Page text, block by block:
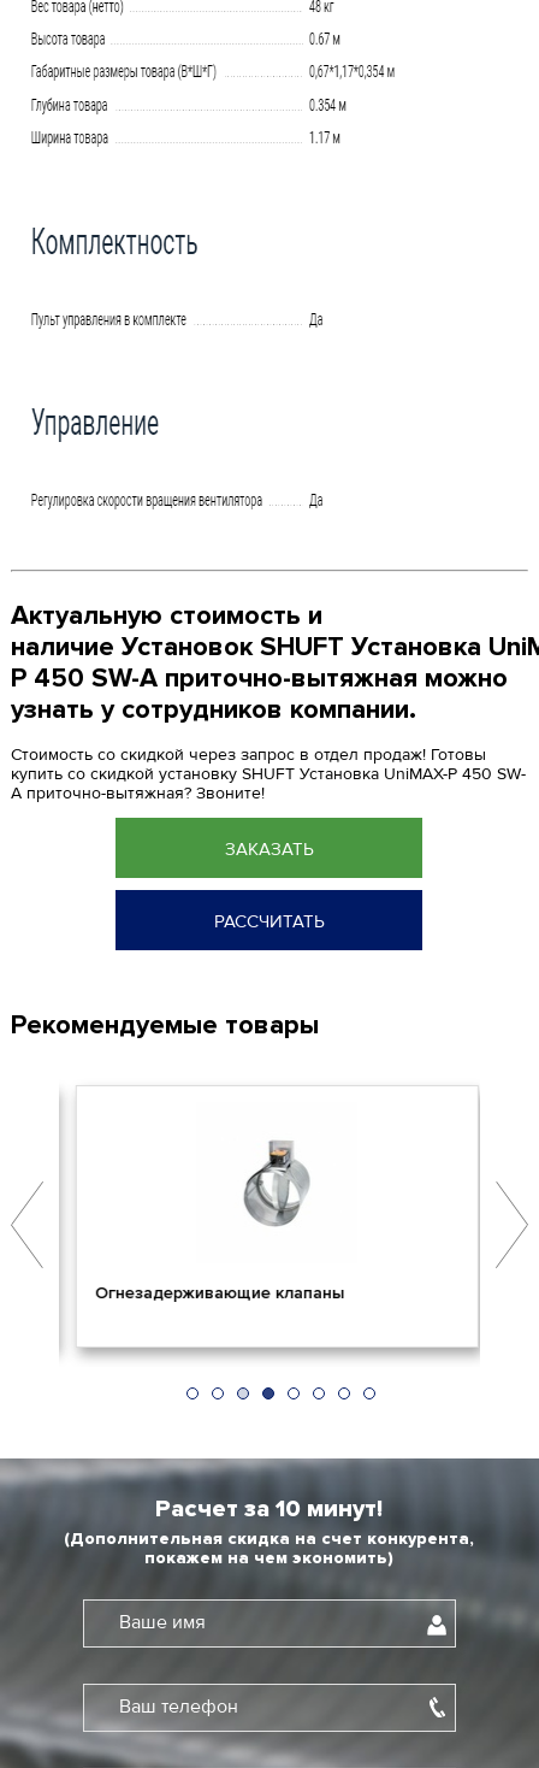
Актуальную стоимость и
наличие Установок SHUFT Установка
P 450 SW-A приточно-вытяжная можно
узнать у сотрудников компании.
Стоимость со скидкой через запрос в отдел продаж! Готовы
купить со скидкой установку SHUFT Установка UniMAX-P 450 SW-
A приточно-вытяжная? Звоните!
ЗАКАЗАТЬ
РАССЧИТАТЬ
Рекомендуемые товары
Огнезадерживающие клапаны
Расчет за 10 минут!
(Дополнительная скидка на счет конкурента,
покажем на чем экономить)
Ваше имя
Ваш телефон